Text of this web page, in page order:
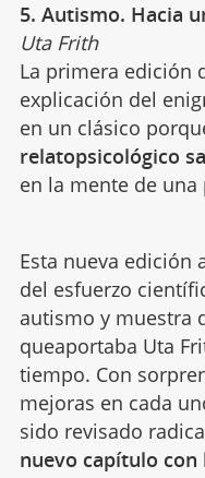
5. Autismo. Hacia
Uta Frith
La primera edición
explicación del
en un clásico
relatopsicológico
en la mente de
Esta nueva edición
del esfuerzo
autismo y muestra
queaportaba Uta
tiempo. Con
mejoras en cada
sido revisado
nuevo capítulo con